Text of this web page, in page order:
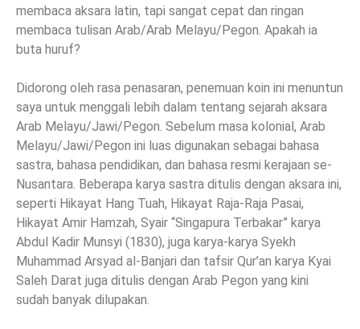
membaca aksara latin, tapi sangat cepat dan ringan
membaca tulisan Arab/Arab Melayu/Pegon. Apakah ia
buta huruf?
Didorong oleh rasa penasaran, penemuan koin ini menuntun
saya untuk menggali lebih dalam tentang sejarah aksara
Arab Melayu/Jawi/Pegon. Sebelum masa kolonial, Arab
Melayu/Jawi/Pegon ini luas digunakan sebagai bahasa
sastra, bahasa pendidikan, dan bahasa resmi kerajaan se-
Nusantara. Beberapa karya sastra ditulis dengan aksara ini,
seperti Hikayat Hang Tuah, Hikayat Raja-Raja Pasai,
Hikayat Amir Hamzah, Syair “Singapura Terbakar” karya
Abdul Kadir Munsyi (1830), juga karya-karya Syekh
Muhammad Arsyad al-Banjari dan tafsir Qur’an karya Kyai
Saleh Darat juga ditulis dengan Arab Pegon yang kini
sudah banyak dilupakan.